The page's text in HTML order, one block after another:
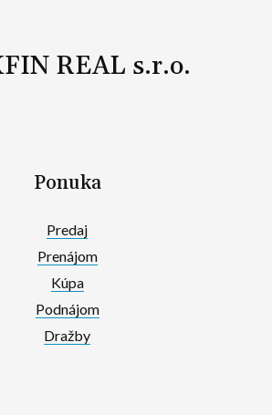
REAL s.r.o.
Ponuka
Predaj
Prenájom
Kúpa
Podnájom
Dražby